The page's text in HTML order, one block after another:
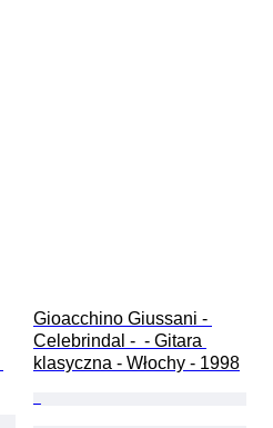
Gioacchino Giussani -
Celebrindal -  - Gitara
klasyczna - Włochy - 1998